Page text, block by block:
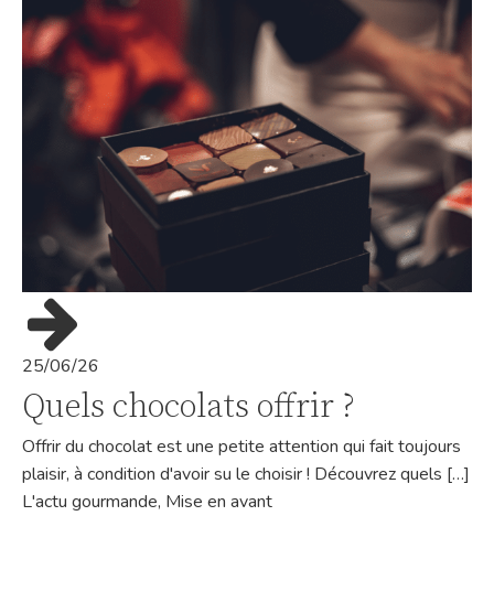
25/06/26
Quels chocolats offrir ?
Offrir du chocolat est une petite attention qui fait toujours
plaisir, à condition d'avoir su le choisir ! Découvrez quels […]
L'actu gourmande, Mise en avant